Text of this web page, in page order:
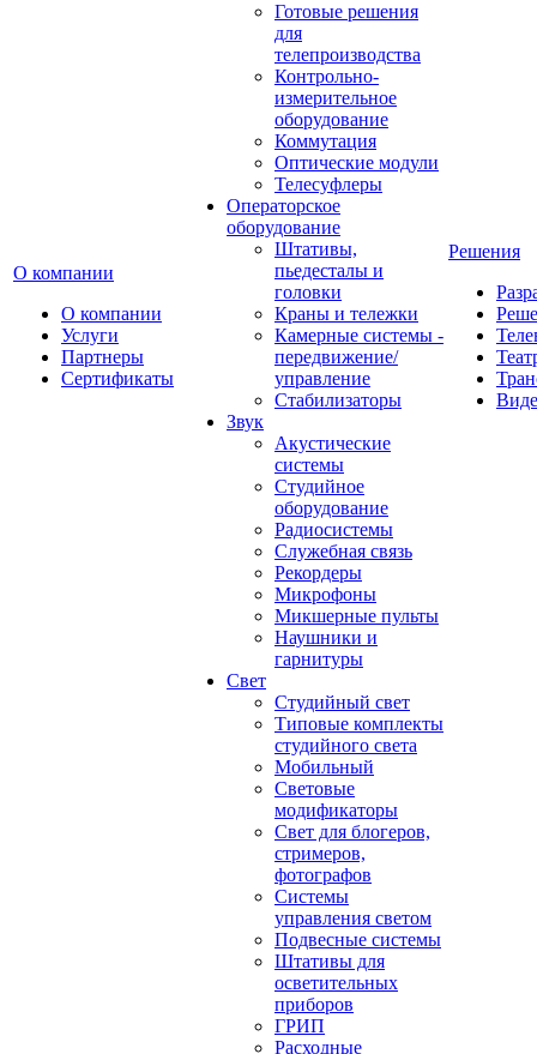
О компании
О компании
Услуги
Партнеры
Сертификаты
Готовые решения
для
телепроизводства
Контрольно-
измерительное
оборудование
Коммутация
Оптические модули
Телесуфлеры
Операторское
оборудование
Штативы,
пьедесталы и
головки
Краны и тележки
Камерные системы -
передвижение/
управление
Стабилизаторы
Звук
Акустические
системы
Студийное
оборудование
Радиосистемы
Служебная связь
Рекордеры
Микрофоны
Микшерные пульты
Наушники и
гарнитуры
Свет
Студийный свет
Типовые комплекты
студийного света
Мобильный
Световые
модификаторы
Свет для блогеров,
стримеров,
фотографов
Системы
управления светом
Подвесные системы
Штативы для
осветительных
приборов
ГРИП
Расходные
Решения